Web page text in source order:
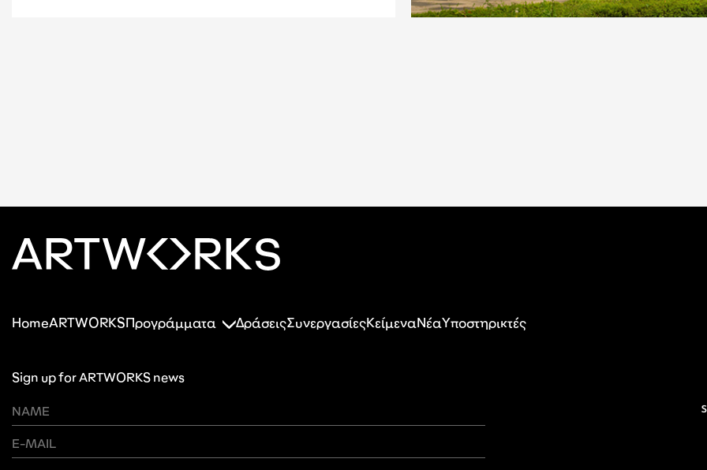
HomeARTWORKSΠρογράμματα ΔράσειςΣυνεργασίεςΚείμεναNέαΥποστηρικτές
Sign up for ARTWORKS news